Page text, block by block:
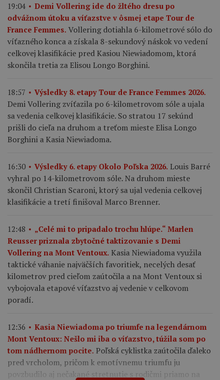
19:04
Demi Vollering ide do žltého dresu po
odvážnom útoku a víťazstve v ôsmej etape Tour de
France Femmes. Vollering dotiahla 6-kilometrové sólo do
víťazného konca a získala 8-sekundový náskok vo vedení
celkovej klasifikácie pred Kasiou Niewiadomom, ktorá
skončila tretia za Elisou Longo Borghini.
18:57 Výsledky 8. etapy Tour de France Femmes 2026.
Demi Vollering zvíťazila po 6-kilometrovom sóle a ujala
sa vedenia celkovej klasifikácie. So stratou 17 sekúnd
prišli do cieľa na druhom a treťom mieste Elisa Longo
Borghini a Kasia Niewiadoma.
16:30 Výsledky 6. etapy Okolo Poľska 2026. Louis Barré
vyhral po 14-kilometrovom sóle. Na druhom mieste
skončil Christian Scaroni, ktorý sa ujal vedenia celkovej
klasifikácie a tretí finišoval Marco Brenner.
12:48
„Celé mi to pripadalo trochu hlúpe.“ Marlen
Reusser priznala zbytočné taktizovanie s Demi
Vollering na Mont Ventoux. Kasia Niewiadoma využila
taktické váhanie najväčších favoritiek, necelých desať
kilometrov pred cieľom zaútočila a na Mont Ventoux si
vybojovala etapové víťazstvo aj vedenie v celkovom
poradí.
12:36
Kasia Niewiadoma po triumfe na legendárnom
Mont Ventoux: Nešlo mi iba o víťazstvo, túžila som po
tom nádhernom pocite. Poľská cyklistka zaútočila ďaleko
pred vrcholom, pričom k emotívnemu triumfu ju
povzbudilo aj nečakané stretnutie s rodičmi priamo na